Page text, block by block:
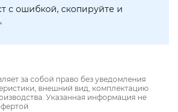
с ошибкой, скопируйте и
за собой право без уведомления
внешний вид, комплектацию
Указанная информация не